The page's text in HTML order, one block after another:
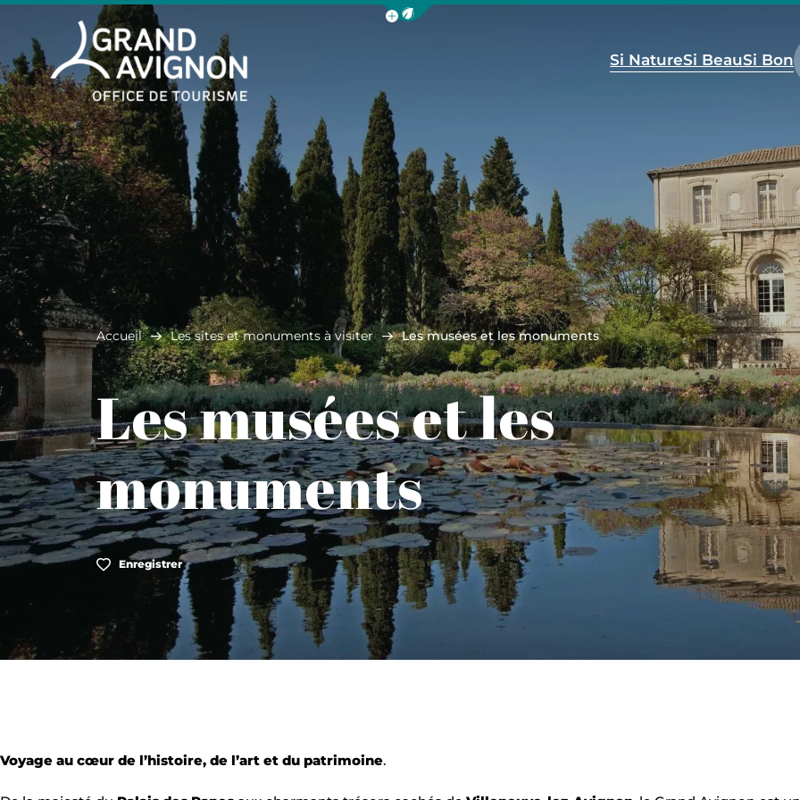
Afficher la barre de navigation du mode éco
Grand Avignon Tourisme
Si NatureSi BeauSi Bon
Accueil Les sites et monuments à visiter Les musées et les monuments
Les musées et les
monuments
Enregistrer
Voyage au cœur de l’histoire, de l’art et du patrimoine.